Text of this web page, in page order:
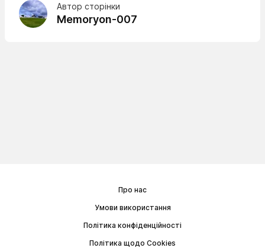
Автор сторінки
Memoryon-007
Про нас
Умови використання
Політика конфіденційності
Політика щодо Cookies